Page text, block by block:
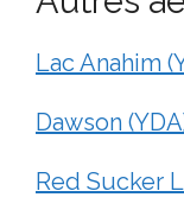
Lac Anahim
Dawson
Red Sucker